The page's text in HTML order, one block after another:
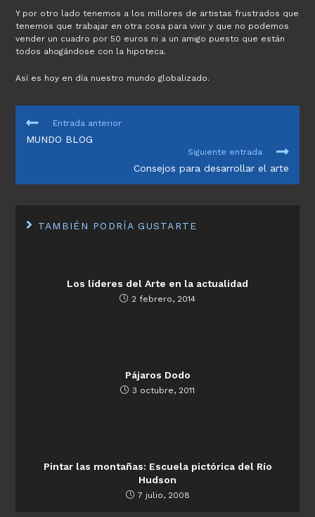
Y por otro lado tenemos a los millores de artistas frustrados que
tenemos que trabajar en otra cosa para vivir y que no podemos
vender un cuadro por 50 euros ni a un amigo puesto que están
todos ahogándose con la hipoteca.
Así es hoy en día nuestro mundo globalizado.
LEER
ARTÍCULOS
Entrada anterior
MUNDO BLOG
Siguiente entrada
Consejos para desarrollar el arte
TAMBIÉN PODRÍA GUSTARTE
Los líderes del Arte en la actualidad
2 febrero, 2014
Pájaros Dodo
3 octubre, 2011
Pintar las montañas: Escuela pictórica del Río
Hudson
7 julio, 2008